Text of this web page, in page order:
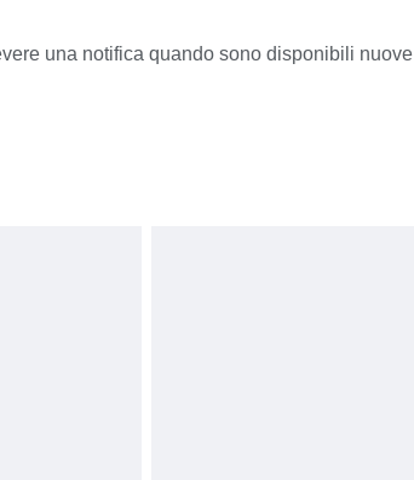
una notifica quando sono disponibili nuove